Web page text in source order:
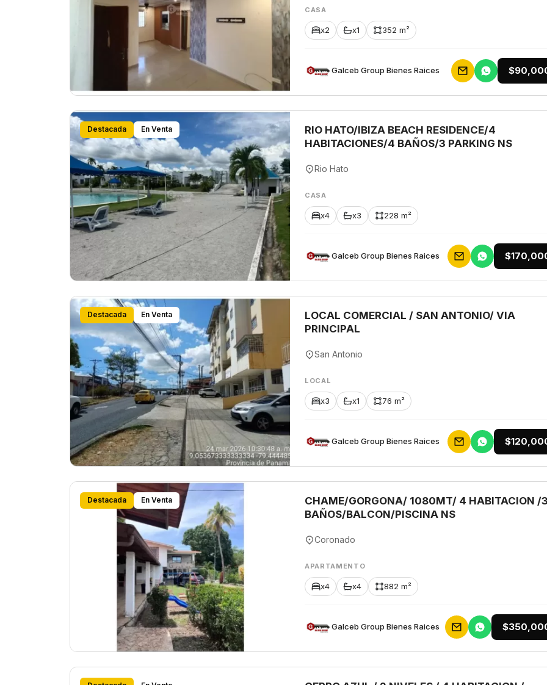
CASA
x2 x1 352 m²
Galceb Group Bienes Raices
Destacada En Venta
RIO HATO/IBIZA BEACH RESIDENCE/4
HABITACIONES/4 BAÑOS/3 PARKING NS
Rio Hato
CASA
x4 x3 228 m²
Galceb Group Bienes Raices
Destacada En Venta
LOCAL COMERCIAL / SAN ANTONIO/ VIA
PRINCIPAL
San Antonio
LOCAL
x3 x1 76 m²
Galceb Group Bienes Raices
Destacada En Venta
CHAME/GORGONA/ 1080MT/ 4 HABITACION /
BAÑOS/BALCON/PISCINA NS
Coronado
APARTAMENTO
x4 x4 882 m²
Galceb Group Bienes Raices